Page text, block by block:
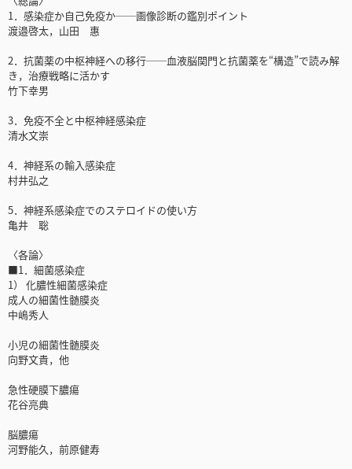
1．感染症か自己免疫か──画像診断の鑑別ポイント
渡邉啓太，山田 惠
2．抗菌薬の中枢神経への移行──血液脳関門と抗菌薬を“構造”で読み解
き，治療戦略に活かす
竹下幸男
3．免疫不全と中枢神経感染症
清水文崇
4．神経系の輸入感染症
村井弘之
5．神経系感染症でのステロイドの使い方
亀井 聡
〈各論〉
■1．細菌感染症
1） 化膿性細菌感染症
成人の細菌性髄膜炎
中嶋秀人
小児の細菌性髄膜炎
向野文貴，他
急性硬膜下膿瘍
花谷亮典
脳膿瘍
河野能久，前原健寿